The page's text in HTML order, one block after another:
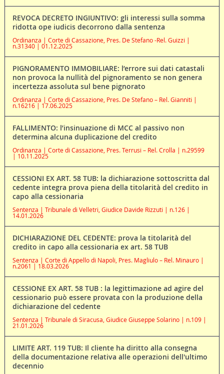
REVOCA DECRETO INGIUNTIVO: gli interessi sulla somma
ridotta ope iudicis decorrono dalla sentenza
Ordinanza | Corte di Cassazione, Pres. De Stefano -Rel. Guizzi |
n.31340 | 01.12.2025
PIGNORAMENTO IMMOBILIARE: l’errore sui dati catastali
non provoca la nullità del pignoramento se non genera
incertezza assoluta sul bene pignorato
Ordinanza | Corte di Cassazione, Pres. De Stefano – Rel. Gianniti |
n.16216 | 17.06.2025
FALLIMENTO: l’insinuazione di MCC al passivo non
determina alcuna duplicazione del credito
Ordinanza | Corte di Cassazione, Pres. Terrusi – Rel. Crolla | n.29599
| 10.11.2025
CESSIONI EX ART. 58 TUB: la dichiarazione sottoscritta dal
cedente integra prova piena della titolarità del credito in
capo alla cessionaria
Sentenza | Tribunale di Velletri, Giudice Davide Rizzuti | n.126 |
14.01.2026
DICHIARAZIONE DEL CEDENTE: prova la titolarità del
credito in capo alla cessionaria ex art. 58 TUB
Sentenza | Corte di Appello di Napoli, Pres. Magliulo – Rel. Minauro |
n.2061 | 18.03.2026
CESSIONE EX ART. 58 TUB : la legittimazione ad agire del
cessionario può essere provata con la produzione della
dichiarazione del cedente
Sentenza | Tribunale di Siracusa, Giudice Giuseppe Solarino | n.109 |
21.01.2026
LIMITE ART. 119 TUB: Il cliente ha diritto alla consegna
della documentazione relativa alle operazioni dell'ultimo
decennio